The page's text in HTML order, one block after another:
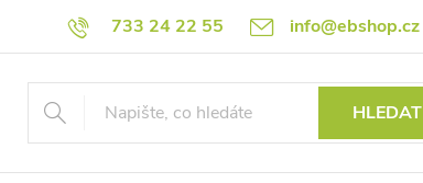
733 24 22 55 info@ebshop.cz
HLEDAT